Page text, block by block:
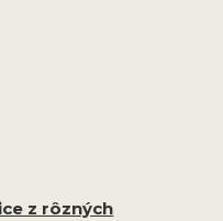
z rôzných